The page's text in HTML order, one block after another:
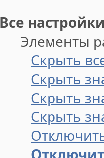
Все
Элементы
Скрыть
Скрыть
Скрыть
Скрыть